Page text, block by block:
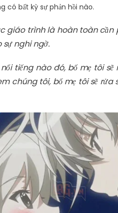
có bất kỳ sự phản hồi nào.
giáo trình là hoàn toàn cần
sự nghi ngờ.
tiếng nào đó, bố mẹ tôi
chúng tôi, bố mẹ tôi sẽ